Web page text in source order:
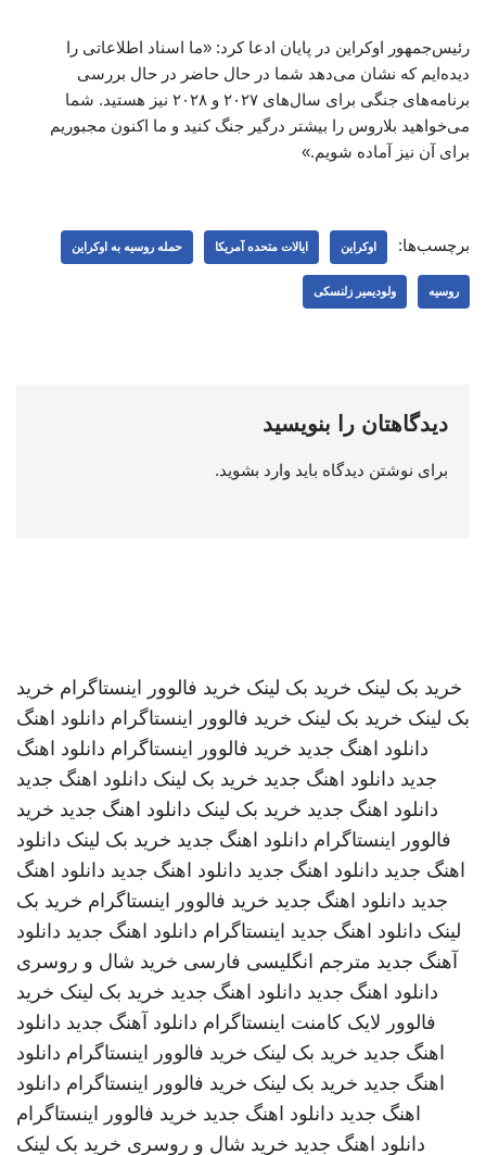
رئیس‌جمهور اوکراین در پایان ادعا کرد: «ما اسناد اطلاعاتی را
دیده‌ایم که نشان می‌دهد شما در حال حاضر در حال بررسی
برنامه‌های جنگی برای سال‌های ۲۰۲۷ و ۲۰۲۸ نیز هستید. شما
می‌خواهید بلاروس را بیشتر درگیر جنگ کنید و ما اکنون مجبوریم
برای آن نیز آماده شویم.»
برچسب‌ها: اوکراین ایالات متحده آمریکا حمله روسیه به اوکراین
روسیه ولودیمیر زلنسکی
دیدگاهتان را بنویسید
برای نوشتن دیدگاه باید وارد بشوید.
خرید بک لینک خرید بک لینک خرید فالوور اینستاگرام خرید
بک لینک خرید بک لینک خرید فالوور اینستاگرام دانلود اهنگ
دانلود اهنگ جدید خرید فالوور اینستاگرام دانلود اهنگ
جدید دانلود اهنگ جدید خرید بک لینک دانلود اهنگ جدید
دانلود اهنگ جدید خرید بک لینک دانلود اهنگ جدید خرید
فالوور اینستاگرام دانلود اهنگ جدید خرید بک لینک دانلود
اهنگ جدید دانلود اهنگ جدید دانلود اهنگ جدید دانلود اهنگ
جدید دانلود اهنگ جدید خرید فالوور اینستاگرام خرید بک
لینک دانلود اهنگ جدید اینستاگرام دانلود اهنگ جدید دانلود
آهنگ جدید مترجم انگلیسی فارسی خرید شال و روسری
دانلود اهنگ جدید دانلود اهنگ جدید خرید بک لینک خرید
فالوور لایک کامنت اینستاگرام دانلود آهنگ جدید دانلود
اهنگ جدید خرید بک لینک خرید فالوور اینستاگرام دانلود
اهنگ جدید خرید بک لینک خرید فالوور اینستاگرام دانلود
اهنگ جدید دانلود اهنگ جدید خرید فالوور اینستاگرام
دانلود اهنگ جدید خرید شال و روسری خرید بک لینک